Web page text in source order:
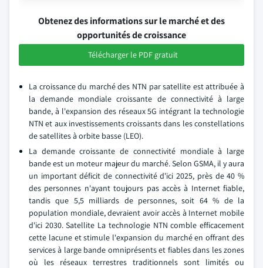
Obtenez des informations sur le marché et des
opportunités de croissance
Télécharger le PDF gratuit
La croissance du marché des NTN par satellite est attribuée à
la demande mondiale croissante de connectivité à large
bande, à l'expansion des réseaux 5G intégrant la technologie
NTN et aux investissements croissants dans les constellations
de satellites à orbite basse (LEO).
La demande croissante de connectivité mondiale à large
bande est un moteur majeur du marché. Selon GSMA, il y aura
un important déficit de connectivité d'ici 2025, près de 40 %
des personnes n'ayant toujours pas accès à Internet fiable,
tandis que 5,5 milliards de personnes, soit 64 % de la
population mondiale, devraient avoir accès à Internet mobile
d'ici 2030. Satellite La technologie NTN comble efficacement
cette lacune et stimule l'expansion du marché en offrant des
services à large bande omniprésents et fiables dans les zones
où les réseaux terrestres traditionnels sont limités ou